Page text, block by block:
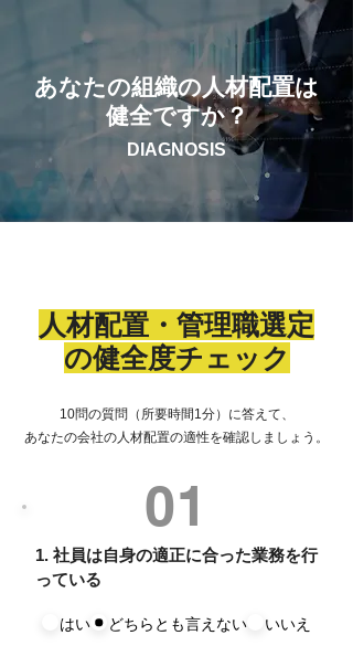
あなたの組織の人材配置は
健全ですか？
DIAGNOSIS
人材配置・管理職選定
の健全度チェック
10問の質問（所要時間1分）に答えて、
あなたの会社の人材配置の適性を確認しましょう。
01
1. 社員は自身の適正に合った業務を行
っている
はい どちらとも言えない いいえ